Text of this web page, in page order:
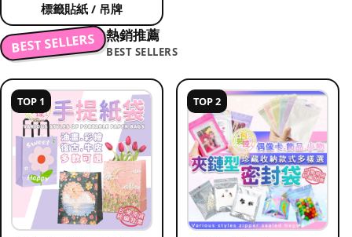
標籤貼紙 / 吊牌
BEST SELLERS 熱銷推薦
BEST SELLERS
TOP 1 TOP 2